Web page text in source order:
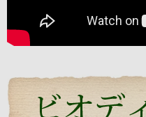
ワイン醸造に対する自
く持った志の
今回は、他のお客様も
くれました。 途中で「
っても、「これを飲ん
なワインを持ってきて